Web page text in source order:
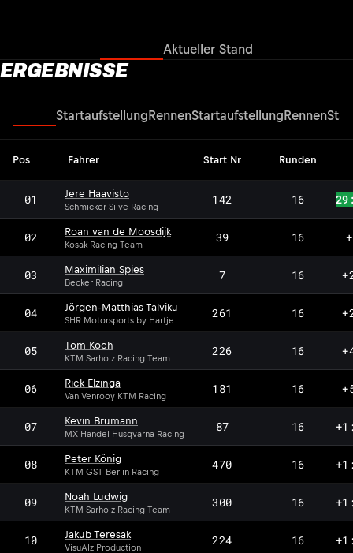
Aktueller Stand
ERGEBNISSE
StartaufstellungRennenStartaufstellungRennen
Pos Fahrer Start Nr Runden
01 Jere Haavisto
Schmicker Silve Racing 142 16
02 Roan van de Moosdijk
Kosak Racing Team 39 16
03 Maximilian Spies
Becker Racing 7 16
04 Jörgen‐Matthias Talviku
SHR Motorsports by Hartje 261 16
05 Tom Koch
KTM Sarholz Racing Team 226 16
06 Rick Elzinga
Van Venrooy KTM Racing 181 16
07 Kevin Brumann
MX Handel Husqvarna Racing 87 16
08 Peter König
KTM GST Berlin Racing 470 16
09 Noah Ludwig
KTM Sarholz Racing Team 300 16
10 Jakub Teresak
VisuAlz Production 224 16